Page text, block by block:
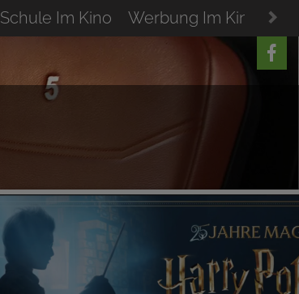
Schule Im Kino Werbung Im Kino